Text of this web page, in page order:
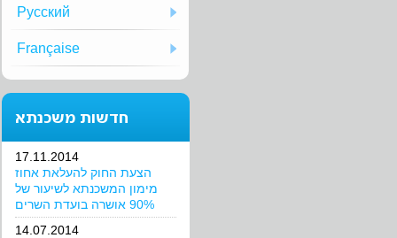
Русский
Française
חדשות משכנתא
17.11.2014
הצעת החוק להעלאת אחוז
מימון המשכנתא לשיעור של
90% אושרה בועדת השרים
14.07.2014